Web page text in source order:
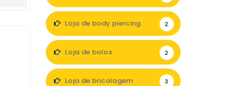
Loja de body piercing 2
Loja de bolos 2
Loja de bricolagem 3